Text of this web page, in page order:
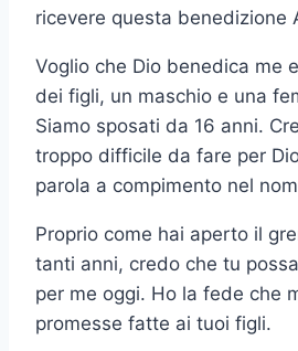
ricevere questa benedizione
Voglio che Dio benedica me
dei figli, un maschio e una
Siamo sposati da 16 anni.
troppo difficile da fare per
parola a compimento nel
Proprio come hai aperto il
tanti anni, credo che tu
per me oggi. Ho la fede che
promesse fatte ai tuoi figli.